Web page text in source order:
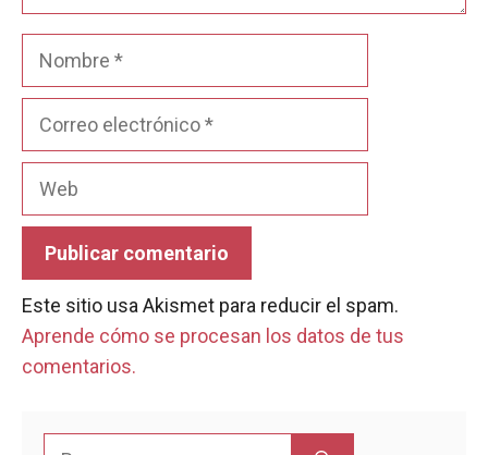
Nombre
Este sitio usa Akismet para reducir el spam.
Aprende cómo se procesan los datos de tus
comentarios.